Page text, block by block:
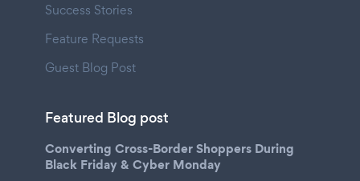
Success Stories
Feature Requests
Guest Blog Post
Featured Blog post
Converting Cross-Border Shoppers During
Black Friday & Cyber Monday